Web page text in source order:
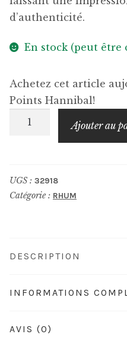
d’authenticité.
En stock (peut être
Achetez cet article
Points Hannibal!
quantité
Mark
ARC
Ajouter au
UGS : 32918
Catégorie : RHUM
DESCRIPTION
INFORMATIONS
AVIS (0)